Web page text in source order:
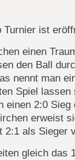
Turnier ist
einen
den Ball
nennt man
Spiel lassen
einen 2:0
erweist
2:1 als Sieger
gleich das